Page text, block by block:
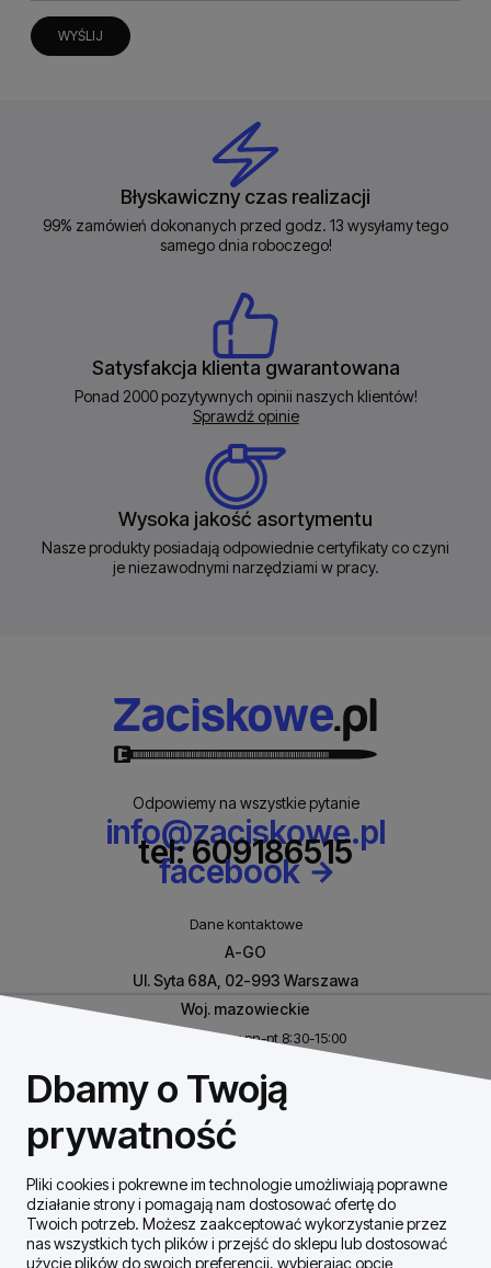
WYŚLIJ
Błyskawiczny czas realizacji
99% zamówień dokonanych przed godz. 13 wysyłamy tego
samego dnia roboczego!
Satysfakcja klienta gwarantowana
Ponad 2000 pozytywnych opinii naszych klientów!
Sprawdź opinie
Wysoka jakość asortymentu
Nasze produkty posiadają odpowiednie certyfikaty co czyni
je niezawodnymi narzędziami w pracy.
Odpowiemy na wszystkie pytanie
info@zaciskowe.pl
tel: 609186515
facebook
Dane kontaktowe
A-GO
Ul. Syta 68A, 02-993 Warszawa
Woj. mazowieckie
Biuro czynne w pn-pt 8:30-15:00
REGON: 146926170
Szybki Kontakt
Dostawa / płatności
Dbamy o Twoją
prywatność
Pliki cookies i pokrewne im technologie umożliwiają poprawne
działanie strony i pomagają nam dostosować ofertę do
Twoich potrzeb. Możesz zaakceptować wykorzystanie przez
nas wszystkich tych plików i przejść do sklepu lub dostosować
użycie plików do swoich preferencji, wybierając opcję